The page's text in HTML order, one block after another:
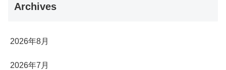
Archives
2026年8月
2026年7月